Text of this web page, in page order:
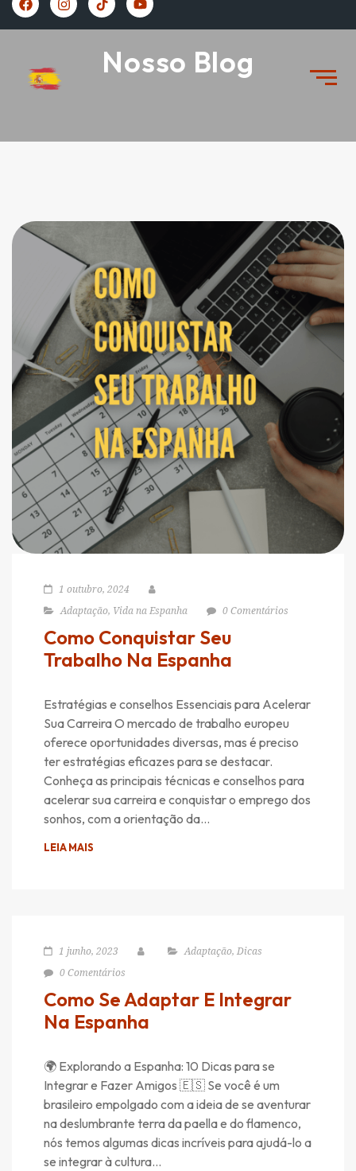
https://vivernaespanha.com/
Nosso Blog
1 outubro, 2024
Adaptação, Vida na Espanha 0 Comentários
Como Conquistar Seu
Trabalho Na Espanha
Estratégias e conselhos Essenciais para Acelerar
Sua Carreira O mercado de trabalho europeu
oferece oportunidades diversas, mas é preciso
ter estratégias eficazes para se destacar.
Conheça as principais técnicas e conselhos para
acelerar sua carreira e conquistar o emprego dos
sonhos, com a orientação da…
LEIA MAIS
1 junho, 2023 Adaptação, Dicas
0 Comentários
Como Se Adaptar E Integrar
Na Espanha
🌍 Explorando a Espanha: 10 Dicas para se
Integrar e Fazer Amigos 🇪🇸 Se você é um
brasileiro empolgado com a ideia de se aventurar
na deslumbrante terra da paella e do flamenco,
nós temos algumas dicas incríveis para ajudá-lo a
se integrar à cultura…